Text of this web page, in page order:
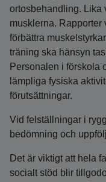
ortosbehandling. Lika
musklerna. Rapporter
förbättra
träning ska hänsyn
Personalen i förskola
lämpliga fysiska
förutsättningar.
Vid felställningar i
bedömning och
Det är viktigt att hela
socialt stöd blir